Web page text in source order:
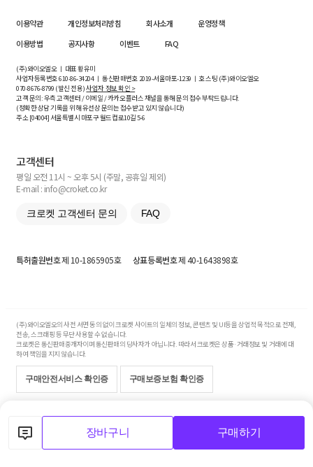
장바구니 구매하기
이용약관 개인정보처리방침 회사소개
운영정책
이용방법
공지사항 이벤트 FAQ
(주)와이오엘오 ㅣ 대표 황유미
사업자등록번호610-86-34204ㅣ 통신판매번호 2019-서울마포-1239 ㅣ 호스팅 (주)와이오엘오
070-8676-8799 (발신 전용)사업자 정보 확인 >
고객 문의: 우측 고객센터 / 이메일 / 카카오플러스 채널을 통해 문의 접수 부탁드립니다.
(정확한 상담 기록을 위해 유선상 문의는 접수받고 있지 않습니다)
주소 [04004] 서울특별시 마포구 월드컵로10길5-6
고객센터
평일 오전 11시 ~ 오후 5시 (주말, 공휴일 제외)
E-mail : info@croket.co.kr
크로켓 고객센터 문의 FAQ
특허출원번호제 10-1865905호 상표등록번호제 40-1643898호
(주)와이오엘오의 사전 서면 동의 없이 크로켓 사이트의 일체의 정보, 콘텐츠 및 UI등을 상업적 목적으로 전재,
전송, 스크래핑 등 무단 사용할 수 없습니다.
크로켓은 통신판매중개자이며 통신판매의 당사자가 아닙니다. 따라서 크로켓은 상품·거래정보 및 거래에 대
하여 책임을 지지 않습니다.
구매안전서비스 확인증 구매보증보험 확인증